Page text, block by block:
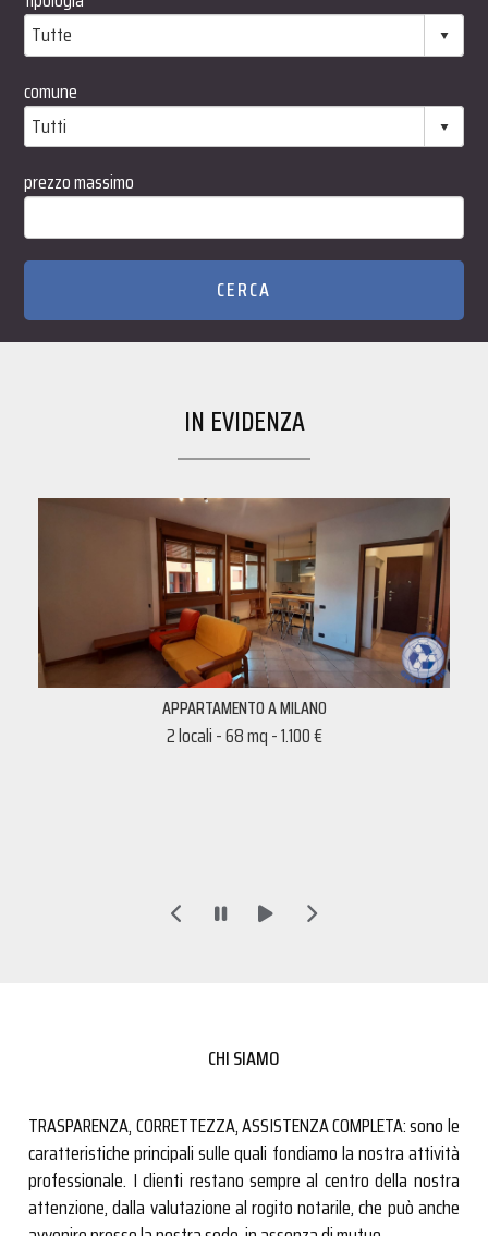
comune
prezzo massimo
IN EVIDENZA
APPARTAMENTO A MILANO
2 locali - 68 mq - 1.100 €
CHI SIAMO
TRASPARENZA, CORRETTEZZA, ASSISTENZA COMPLETA: sono le
caratteristiche principali sulle quali fondiamo la nostra attività
professionale. I clienti restano sempre al centro della nostra
attenzione, dalla valutazione al rogito notarile, che può anche